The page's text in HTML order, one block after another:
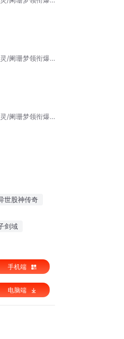
/阑珊梦领衔爆笑
/阑珊梦领衔爆笑
世股神传奇
剑域
手机端
电脑端